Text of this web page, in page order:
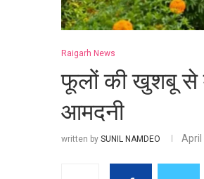
Raigarh News
फूलों की खुशबू से
आमदनी
written by SUNIL NAMDEO April